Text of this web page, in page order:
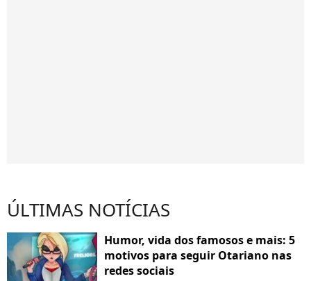
ÚLTIMAS NOTÍCIAS
Humor, vida dos famosos e mais: 5
motivos para seguir Otariano nas
redes sociais